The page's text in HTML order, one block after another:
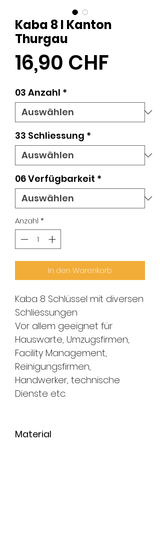
Kaba 8 I Kanton
Thurgau
16,90 CHF
03 Anzahl *
33 Schliessung *
06 Verfügbarkeit *
Anzahl *
In den Warenkorb
Kaba 8 Schlüssel mit diversen
Schliessungen
Vor allem geeignet für
Hauswarte, Umzugsfirmen,
Facility Management,
Reinigungsfirmen,
Handwerker, technische
Dienste etc.
Material